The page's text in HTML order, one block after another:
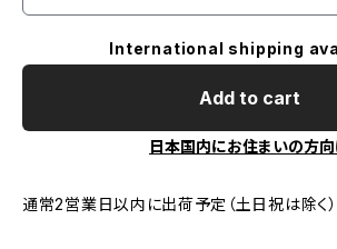
International shipping
Add to cart
日本国内にお住まいの方
通常2営業日以内に出荷予定（土日祝は除く）